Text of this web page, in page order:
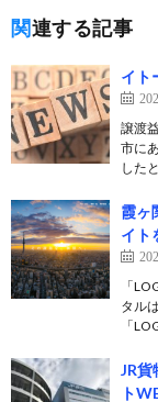
関連する記事
イト
譲渡
市に
した
霞ヶ
イト
「
タル
「
JR
ト